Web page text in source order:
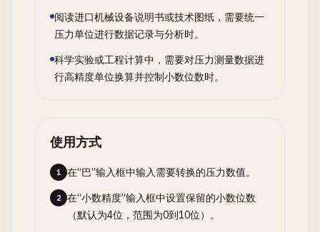
阅读进口机械设备说明书或技术图纸，需要统一
压力单位进行数据记录与分析时。
科学实验或工程计算中，需要对压力测量数据进
行高精度单位换算并控制小数位数时。
使用方式
1 在“巴”输入框中输入需要转换的压力数值。
2
在“小数精度”输入框中设置保留的小数位数
（默认为4位，范围为0到10位）。